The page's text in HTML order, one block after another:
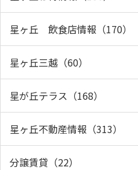
星ヶ丘 飲食店情報（170）
星ヶ丘三越（60）
星が丘テラス（168）
星ヶ丘不動産情報（313）
分譲賃貸（22）